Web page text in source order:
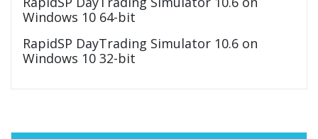
Windows 10 64-bit
RapidSP DayTrading Simulator 10.6 on
Windows 10 32-bit